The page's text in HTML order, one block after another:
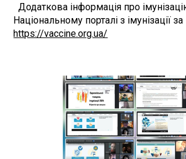
Додаткова інформація про
Національному порталі з імунізації
https://vaccine.org.ua/